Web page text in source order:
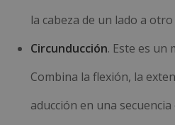
la cabeza de un lado a
Circunducción. Este es un
Combina la flexión, la
aducción en una